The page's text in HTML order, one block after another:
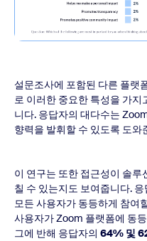
설문조사에 포함된 다른 플랫
로 이러한 중요한 특성을 가
니다. 응답자의 대다수는
향력을 발휘할 수 있도록 도와
이 연구는 또한 접근성이 솔루
칠 수 있는지도 보여줍니다. 응
모든 사용자가 동등하게 참여
사용자가 Zoom 플랫폼에 동
그에 반해 응답자의 64% 및